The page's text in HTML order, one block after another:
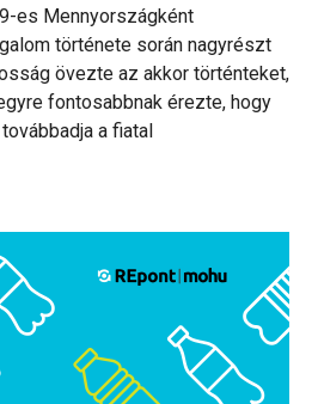
es Mennyországként
története során nagyrészt
övezte az akkor történteket,
fontosabbnak érezte, hogy
a fiatal